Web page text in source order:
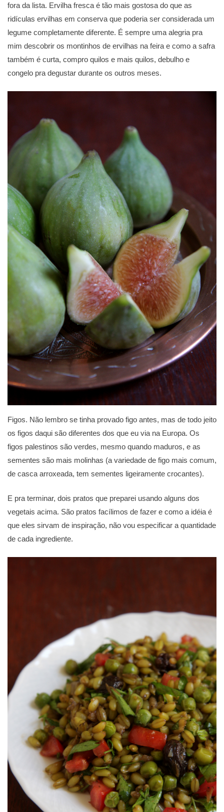
fora da lista. Ervilha fresca é tão mais gostosa do que as
ridículas ervilhas em conserva que poderia ser considerada um
legume completamente diferente. É sempre uma alegria pra
mim descobrir os montinhos de ervilhas na feira e como a safra
também é curta, compro quilos e mais quilos, debulho e
congelo pra degustar durante os outros meses.
Figos. Não lembro se tinha provado figo antes, mas de todo jeito
os figos daqui são diferentes dos que eu via na Europa. Os
figos palestinos são verdes, mesmo quando maduros, e as
sementes são mais molinhas (a variedade de figo mais comum,
de casca arroxeada, tem sementes ligeiramente crocantes).
E pra terminar, dois pratos que preparei usando alguns dos
vegetais acima. São pratos facílimos de fazer e como a idéia é
que eles sirvam de inspiração, não vou especificar a quantidade
de cada ingrediente.